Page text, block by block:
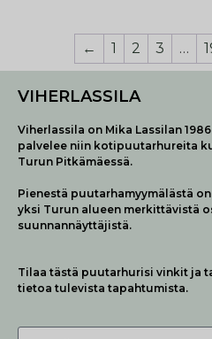
← 1 2 3 …
VIHERLASSILA
Viherlassila on Mika Lassilan
palvelee niin kotipuutarhureita
Turun Pitkämäessä.
Pienestä puutarhamyymälästä
yksi Turun alueen merkittävistä
suunnannäyttäjistä.
Tilaa tästä puutarhurisi vinkit ja
tietoa tulevista tapahtumista.